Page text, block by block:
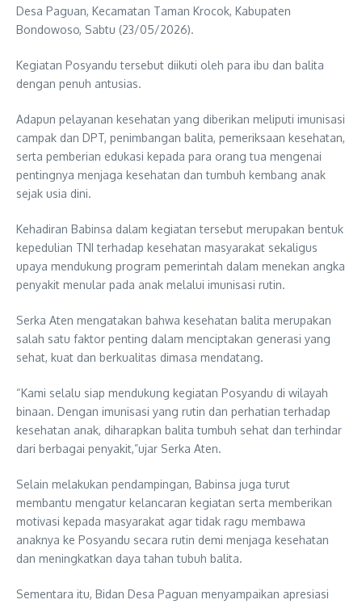
Desa Paguan, Kecamatan Taman Krocok, Kabupaten
Bondowoso, Sabtu (23/05/2026).
Kegiatan Posyandu tersebut diikuti oleh para ibu dan balita
dengan penuh antusias.
Adapun pelayanan kesehatan yang diberikan meliputi imunisasi
campak dan DPT, penimbangan balita, pemeriksaan kesehatan,
serta pemberian edukasi kepada para orang tua mengenai
pentingnya menjaga kesehatan dan tumbuh kembang anak
sejak usia dini.
Kehadiran Babinsa dalam kegiatan tersebut merupakan bentuk
kepedulian TNI terhadap kesehatan masyarakat sekaligus
upaya mendukung program pemerintah dalam menekan angka
penyakit menular pada anak melalui imunisasi rutin.
Serka Aten mengatakan bahwa kesehatan balita merupakan
salah satu faktor penting dalam menciptakan generasi yang
sehat, kuat dan berkualitas dimasa mendatang.
“Kami selalu siap mendukung kegiatan Posyandu di wilayah
binaan. Dengan imunisasi yang rutin dan perhatian terhadap
kesehatan anak, diharapkan balita tumbuh sehat dan terhindar
dari berbagai penyakit,”ujar Serka Aten.
Selain melakukan pendampingan, Babinsa juga turut
membantu mengatur kelancaran kegiatan serta memberikan
motivasi kepada masyarakat agar tidak ragu membawa
anaknya ke Posyandu secara rutin demi menjaga kesehatan
dan meningkatkan daya tahan tubuh balita.
Sementara itu, Bidan Desa Paguan menyampaikan apresiasi